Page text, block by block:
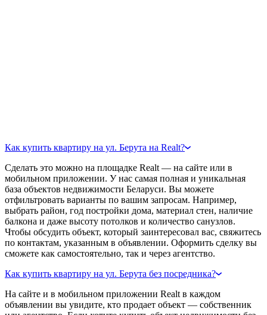
Как купить квартиру на ул. Берута на Realt?
Сделать это можно на площадке Realt — на сайте или в
мобильном приложении. У нас самая полная и уникальная
база объектов недвижимости Беларуси. Вы можете
отфильтровать варианты по вашим запросам. Например,
выбрать район, год постройки дома, материал стен, наличие
балкона и даже высоту потолков и количество санузлов.
Чтобы обсудить объект, который заинтересовал вас, свяжитесь
по контактам, указанным в объявлении. Оформить сделку вы
сможете как самостоятельно, так и через агентство.
Как купить квартиру на ул. Берута без посредника?
На сайте и в мобильном приложении Realt в каждом
объявлении вы увидите, кто продает объект — собственник